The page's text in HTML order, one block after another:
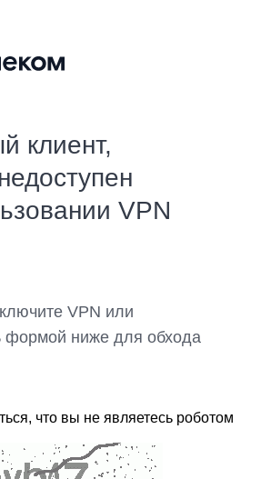
клиент,
VPN
VPN или
формой ниже для обхода
что вы не являетесь роботом